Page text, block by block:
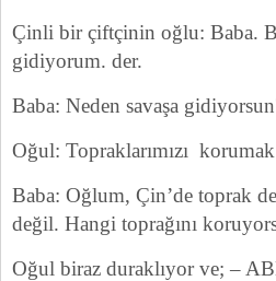
Çinli bir çiftçinin oğlu: Baba.
gidiyorum. der.
Baba: Neden savaşa
Oğul: Topraklarımızı
Baba: Oğlum, Çin’de toprak
değil. Hangi toprağını
Oğul biraz duraklıyor ve; –